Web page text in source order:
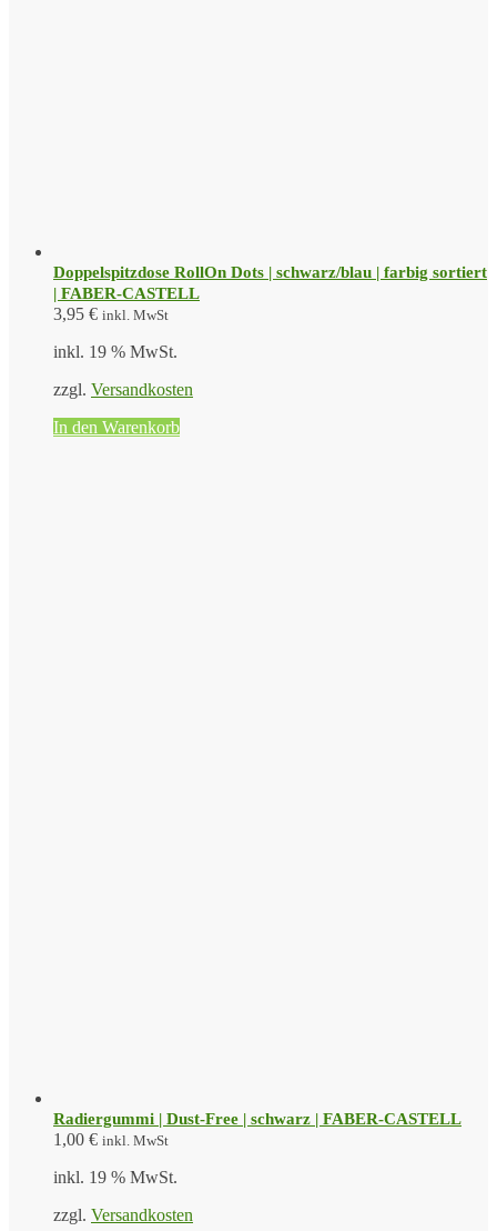
Doppelspitzdose RollOn Dots | schwarz/blau | farbig sortiert
| FABER-CASTELL
3,95 € inkl. MwSt
inkl. 19 % MwSt.
zzgl. Versandkosten
In den Warenkorb
Radiergummi | Dust-Free | schwarz | FABER-CASTELL
1,00 € inkl. MwSt
inkl. 19 % MwSt.
zzgl. Versandkosten